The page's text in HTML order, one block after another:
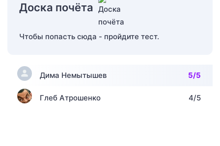
Доска почёта
Чтобы попасть сюда - пройдите тест.
Дима Немытышев 5/5
Глеб Атрошенко 4/5